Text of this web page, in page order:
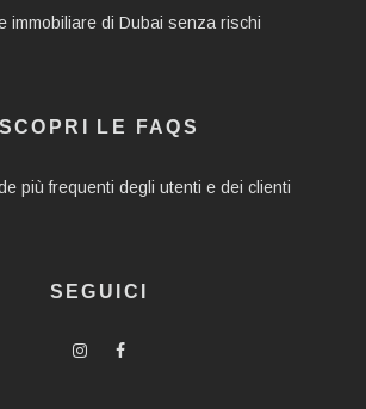
immobiliare di Dubai senza rischi
SCOPRI LE FAQS
più frequenti degli utenti e dei clienti
SEGUICI